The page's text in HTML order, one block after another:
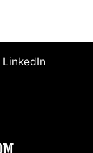
LinkedIn